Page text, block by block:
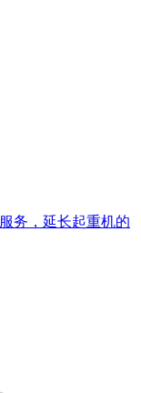
务，延长起重机的